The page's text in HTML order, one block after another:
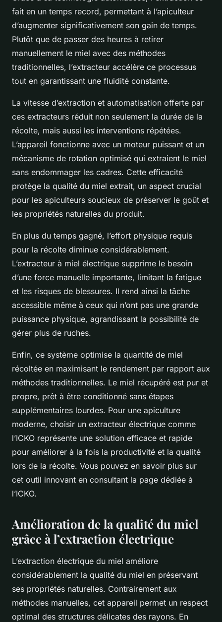
fait en un temps record, permettant à l’apiculteur
d’augmenter significativement son gain de temps.
Plutôt que de passer des heures à retirer
manuellement le miel avec des méthodes
traditionnelles, l’extracteur accélère ce processus
tout en garantissant une fluidité constante.
La vitesse d’extraction et automatisation offerte par
ces extracteurs réduit non seulement la durée de la
récolte, mais aussi les interventions répétées.
L’appareil fonctionne avec un moteur puissant et un
mécanisme de rotation optimisé qui extraient le miel
sans endommager les cadres. Cette efficacité
protège la qualité du miel extrait, un aspect crucial
pour les apiculteurs soucieux de préserver le goût et
les propriétés naturelles du produit.
En plus du temps gagné, l’effort physique requis
pour la récolte diminue considérablement.
L’extracteur à miel électrique supprime le besoin
d’une force manuelle importante, limitant la fatigue
et les risques de blessures. Il rend ainsi la tâche
accessible même à ceux qui n’ont pas une grande
puissance physique, agrandissant la possibilité de
gérer plus de ruches.
Enfin, ce système optimise la quantité de miel
récoltée en maximisant le rendement par rapport aux
méthodes traditionnelles. Le miel récupéré est pur et
propre, prêt à être conditionné sans étapes
supplémentaires lourdes. Pour une apiculture
moderne, choisir un extracteur électrique comme
l’ICKO représente une solution efficace et rapide
pour améliorer à la fois la productivité et la qualité
lors de la récolte. Vous pouvez en savoir plus sur
cet outil innovant en consultant la page dédiée à
l’ICKO.
Amélioration de la qualité du miel
grâce à l’extraction électrique
L’extraction électrique du miel améliore
considérablement la qualité du miel en préservant
ses propriétés naturelles. Contrairement aux
méthodes manuelles, cet appareil permet un respect
optimal des structures délicates des rayons. En